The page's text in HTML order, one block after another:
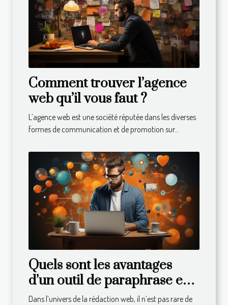
Comment trouver l’agence
web qu’il vous faut ?
L’agence web est une société réputée dans les diverses
formes de communication et de promotion sur...
Quels sont les avantages
d’un outil de paraphrase en
ligne ?
Dans l’univers de la rédaction web, il n’est pas rare de